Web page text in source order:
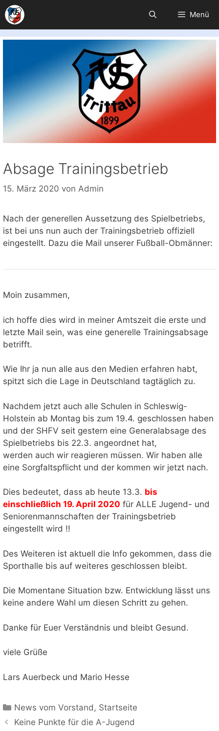
Zum
Inhalt
springen
Menü
Absage Trainingsbetrieb
15. März 2020 von Admin
Nach der generellen Aussetzung des Spielbetriebs,
ist bei uns nun auch der Trainingsbetrieb offiziell
eingestellt. Dazu die Mail unserer Fußball-Obmänner:
Moin zusammen,
ich hoffe dies wird in meiner Amtszeit die erste und
letzte Mail sein, was eine generelle Trainingsabsage
betrifft.
Wie Ihr ja nun alle aus den Medien erfahren habt,
spitzt sich die Lage in Deutschland tagtäglich zu.
Nachdem jetzt auch alle Schulen in Schleswig-
Holstein ab Montag bis zum 19.4. geschlossen haben
und der SHFV seit gestern eine Generalabsage des
Spielbetriebs bis 22.3. angeordnet hat,
werden auch wir reagieren müssen. Wir haben alle
eine Sorgfaltspflicht und der kommen wir jetzt nach.
Dies bedeutet, dass ab heute 13.3. bis
einschließlich 19. April 2020 für ALLE Jugend- und
Seniorenmannschaften der Trainingsbetrieb
eingestellt wird !!
Des Weiteren ist aktuell die Info gekommen, dass die
Sporthalle bis auf weiteres geschlossen bleibt.
Die Momentane Situation bzw. Entwicklung lässt uns
keine andere Wahl um diesen Schritt zu gehen.
Danke für Euer Verständnis und bleibt Gesund.
viele Grüße
Lars Auerbeck und Mario Hesse
Kategorien
News vom Vorstand , Startseite
Keine Punkte für die A-Jugend